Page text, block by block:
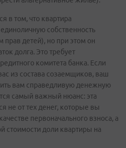
в том, что квартира
собственность
прав детей), но при этом он
долга. Это требует
комитета банка. Если
из состава созаемщиков, ваш
вам справедливую денежную
самый важный нюанс: эта
не от тех денег, которые вы
первоначального взноса, а
стоимости доли квартиры на